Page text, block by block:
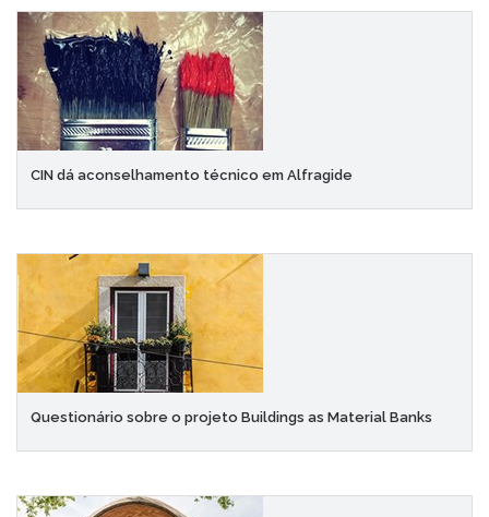
CIN dá aconselhamento técnico em Alfragide
Questionário sobre o projeto Buildings as Material Banks